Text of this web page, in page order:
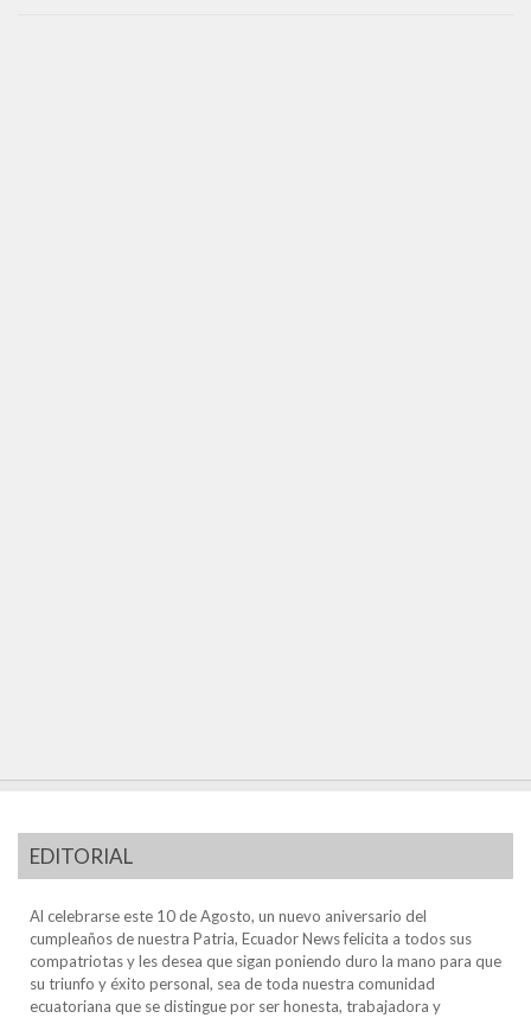
EDITORIAL
Al celebrarse este 10 de Agosto, un nuevo aniversario del
cumpleaños de nuestra Patria, Ecuador News felicita a todos sus
compatriotas y les desea que sigan poniendo duro la mano para que
su triunfo y éxito personal, sea de toda nuestra comunidad
ecuatoriana que se distingue por ser honesta, trabajadora y